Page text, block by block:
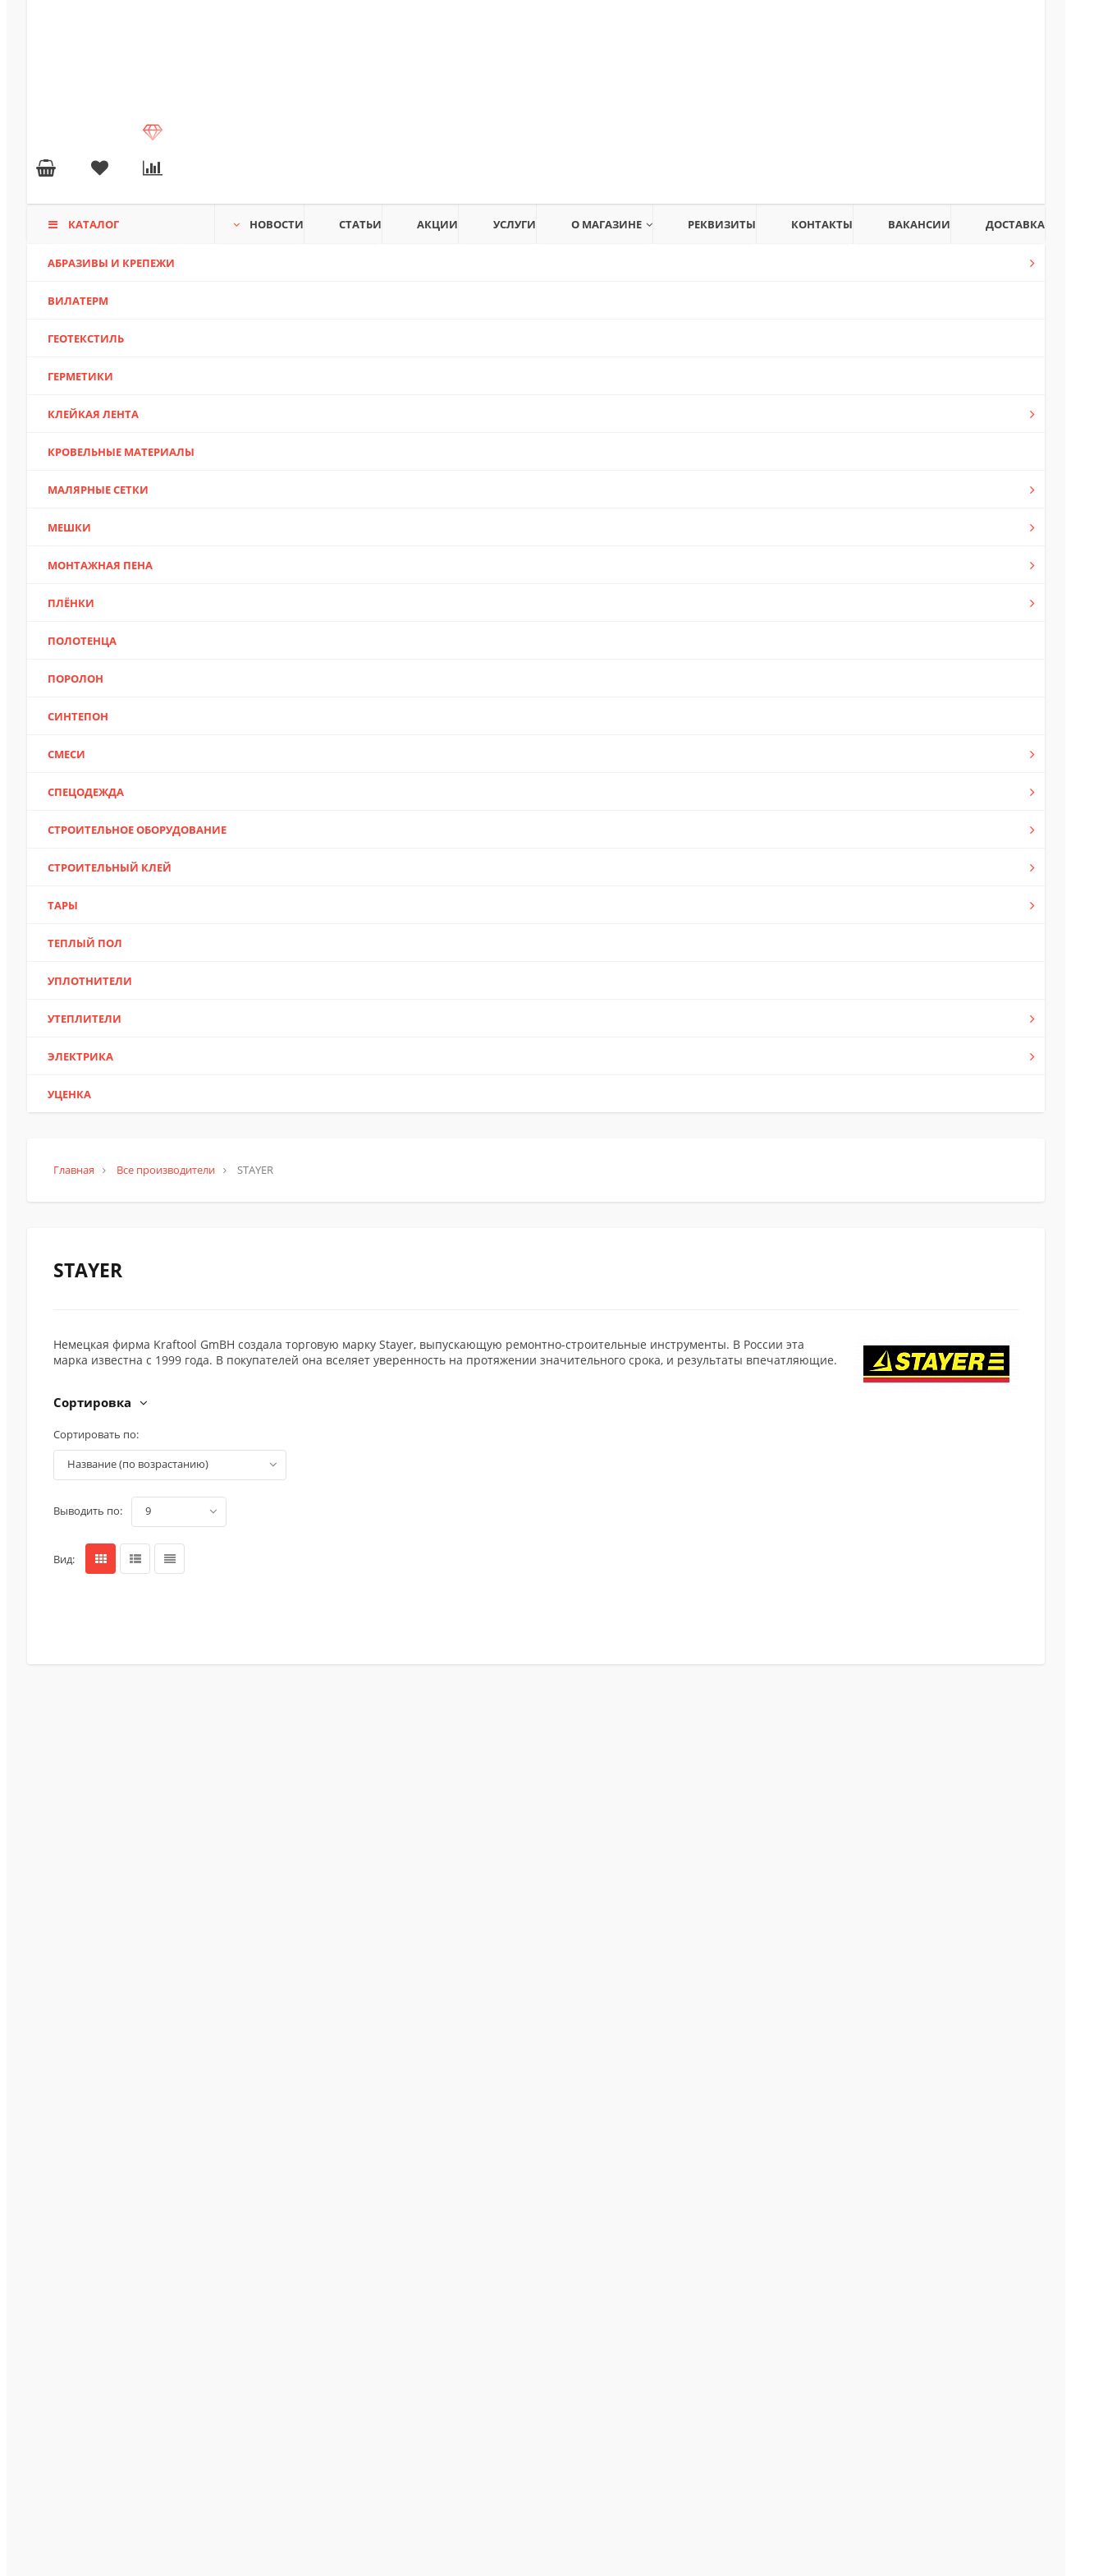
КАТАЛОГ НОВОСТИ СТАТЬИ АКЦИИ УСЛУГИ О МАГАЗИНЕ РЕКВИЗИТЫ КОНТАКТЫ ВАКАНСИИ ДОСТАВКА
АБРАЗИВЫ И КРЕПЕЖИ
ВИЛАТЕРМ
ГЕОТЕКСТИЛЬ
ГЕРМЕТИКИ
КЛЕЙКАЯ ЛЕНТА
КРОВЕЛЬНЫЕ МАТЕРИАЛЫ
МАЛЯРНЫЕ СЕТКИ
МЕШКИ
МОНТАЖНАЯ ПЕНА
ПЛЁНКИ
ПОЛОТЕНЦА
ПОРОЛОН
СИНТЕПОН
СМЕСИ
СПЕЦОДЕЖДА
СТРОИТЕЛЬНОЕ ОБОРУДОВАНИЕ
СТРОИТЕЛЬНЫЙ КЛЕЙ
ТАРЫ
ТЕПЛЫЙ ПОЛ
УПЛОТНИТЕЛИ
УТЕПЛИТЕЛИ
ЭЛЕКТРИКА
УЦЕНКА
Главная Все производители STAYER
STAYER
Немецкая фирма Kraftool GmBH создала торговую марку Stayer, выпускающую ремонтно-строительные инструменты. В России эта
марка известна с 1999 года. В покупателей она вселяет уверенность на протяжении значительного срока, и результаты впечатляющие.
Сортировка
Сортировать по:
название (по возрастанию)
Выводить по: 9
Вид: